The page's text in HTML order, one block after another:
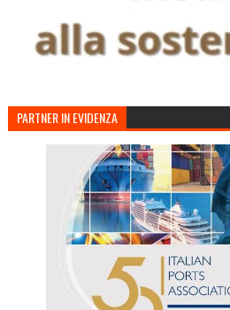
PARTNER IN EVIDENZA